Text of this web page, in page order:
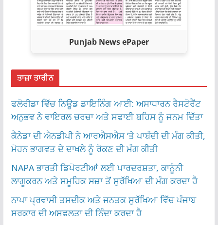
Punjab News ePaper
ਤਾਜ਼ਾ ਤਾਰੀਨ
ਫਲੋਰੀਡਾ ਵਿੱਚ ਨਿਊਡ ਡਾਇਨਿੰਗ ਆਈ: ਅਸਾਧਾਰਨ ਰੈਸਟੋਰੈਂਟ
ਅਨੁਭਵ ਨੇ ਵਾਇਰਲ ਚਰਚਾ ਅਤੇ ਸਫਾਈ ਬਹਿਸ ਨੂੰ ਜਨਮ ਦਿੱਤਾ
ਕੈਨੇਡਾ ਦੀ ਐਨਡੀਪੀ ਨੇ ਆਰਐਸਐਸ ‘ਤੇ ਪਾਬੰਦੀ ਦੀ ਮੰਗ ਕੀਤੀ,
ਮੋਹਨ ਭਾਗਵਤ ਦੇ ਦਾਖਲੇ ਨੂੰ ਰੋਕਣ ਦੀ ਮੰਗ ਕੀਤੀ
NAPA ਭਾਰਤੀ ਡਿਪੋਰਟੀਆਂ ਲਈ ਪਾਰਦਰਸ਼ਤਾ, ਕਾਨੂੰਨੀ
ਲਾਗੂਕਰਨ ਅਤੇ ਸਮੂਹਿਕ ਸਜ਼ਾ ਤੋਂ ਸੁਰੱਖਿਆ ਦੀ ਮੰਗ ਕਰਦਾ ਹੈ
ਨਾਪਾ ਪ੍ਰਵਾਸੀ ਤਸਦੀਕ ਅਤੇ ਜਨਤਕ ਸੁਰੱਖਿਆ ਵਿੱਚ ਪੰਜਾਬ
ਸਰਕਾਰ ਦੀ ਅਸਫਲਤਾ ਦੀ ਨਿੰਦਾ ਕਰਦਾ ਹੈ